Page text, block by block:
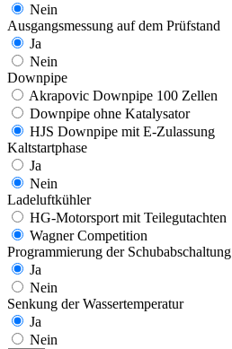
Nein
Ausgangsmessung auf dem Prüfstand
Ja
Nein
Downpipe
Akrapovic Downpipe 100 Zellen
Downpipe ohne Katalysator
HJS Downpipe mit E-Zulassung
Kaltstartphase
Ja
Nein
Ladeluftkühler
HG-Motorsport mit Teilegutachten
Wagner Competition
Programmierung der Schubabschaltung
Ja
Nein
Senkung der Wassertemperatur
Ja
Nein